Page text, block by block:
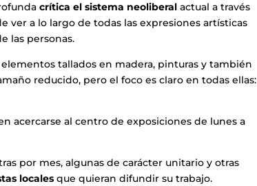
crítica el sistema neoliberal actual a través
ver a lo largo de todas las expresiones artísticas
las personas.
tallados en madera, pinturas y también
reducido, pero el foco es claro en todas ellas:
acercarse al centro de exposiciones de lunes a
por mes, algunas de carácter unitario y otras
locales que quieran difundir su trabajo.